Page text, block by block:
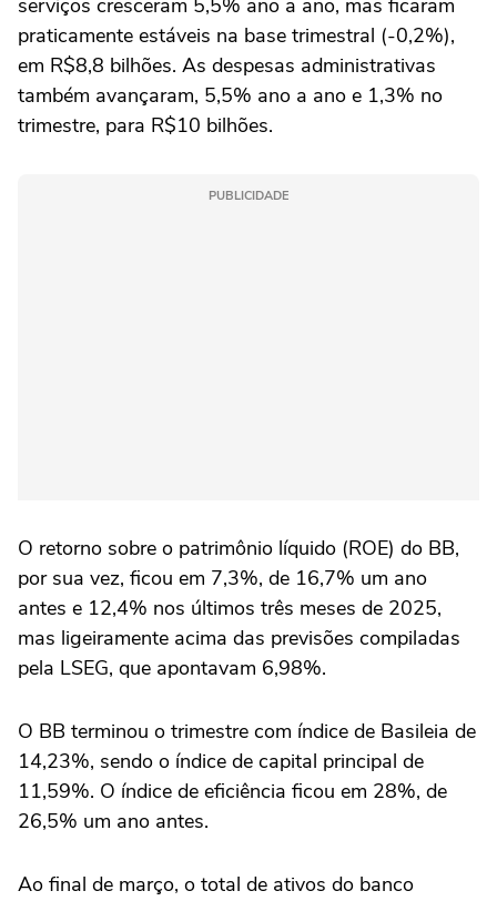
serviços cresceram 5,5% ano a ano, mas ficaram
praticamente estáveis na base trimestral (-0,2%),
em R$8,8 bilhões. As despesas administrativas
também avançaram, 5,5% ano a ano e 1,3% no
trimestre, para R$10 bilhões.
PUBLICIDADE
O retorno sobre o patrimônio líquido (ROE) do BB,
por sua vez, ficou em 7,3%, de 16,7% um ano
antes e 12,4% nos últimos três meses de 2025,
mas ligeiramente acima das previsões compiladas
pela LSEG, que apontavam 6,98%.
O BB terminou o trimestre com índice de Basileia de
14,23%, sendo o índice de capital principal de
11,59%. O índice de eficiência ficou em 28%, de
26,5% um ano antes.
Ao final de março, o total de ativos do banco